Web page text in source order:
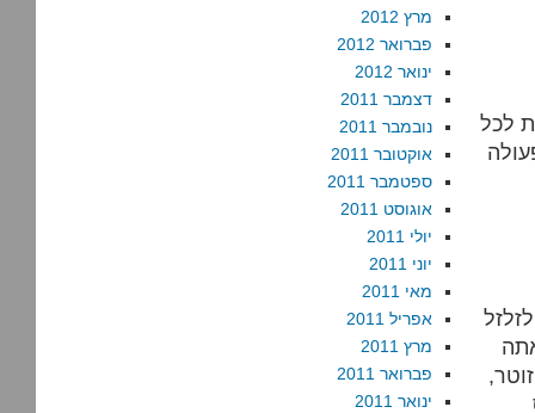
לכל
מרץ 2012
פברואר 2012
ינואר 2012
דצמבר 2011
נובמבר 2011
אוקטובר 2011
ספטמבר 2011
אוגוסט 2011
יולי 2011
יוני 2011
מאי 2011
אפריל 2011
מרץ 2011
פברואר 2011
ינואר 2011